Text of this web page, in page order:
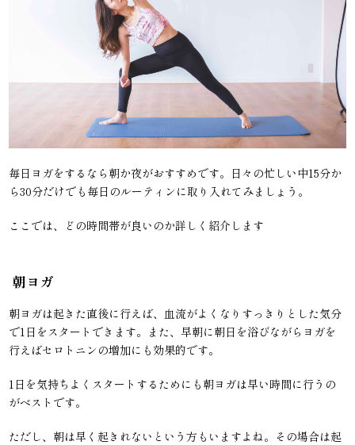
毎日ヨガをするなら朝か夜がおすすめです。日々の忙しい中15分か
ら30分だけでも毎日のルーティンに取り入れてみましょう。
ここでは、どの時間帯が良いのか詳しく紹介します
朝ヨガ
朝ヨガは起きた直後に行えば、血流がよくなりすっきりとした気分
で1日をスタートできます。また、早朝に朝日を浴びながらヨガを
行えばセロトニンの増加にも効果的です。
1日を気持ちよくスタートするためにも朝ヨガは早い時間に行うの
がベストです。
ただし、朝は早く起きれないという方もいますよね。その場合は起